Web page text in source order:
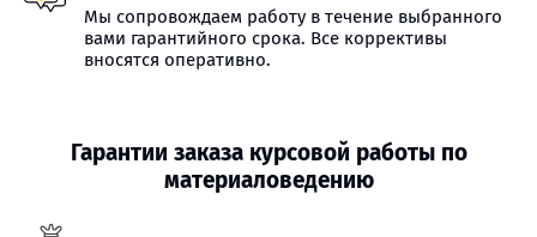
Мы сопровождаем работу в течение выбранного
вами гарантийного срока. Все коррективы
вносятся оперативно.
Гарантии заказа курсовой работы по
материаловедению